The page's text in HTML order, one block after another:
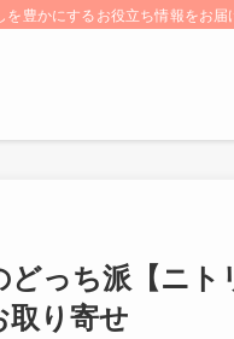
豊かにするお役立ち情報をお届
っち派【ニト
取り寄せ